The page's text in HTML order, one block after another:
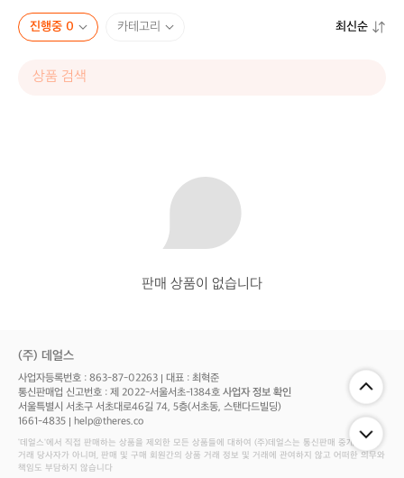
진행중 0 카테고리 최신순
판매 상품이 없습니다
(주) 데얼스
사업자등록번호 : 863-87-02263 대표 : 최혁준
통신판매업 신고번호 : 제 2022-서울서초-1384호 사업자 정보 확인
서울특별시 서초구 서초대로46길 74, 5층(서초동, 스탠다드빌딩)
1661-4835 help@theres.co
‘데얼스'에서 직접 판매하는 상품을 제외한 모든 상품들에 대하여 (주)데얼스는 통신판매 중개자로서
거래 당사자가 아니며, 판매 및 구매 회원간의 상품 거래 정보 및 거래에 관여하지 않고 어떠한 의무와
책임도 부담하지 않습니다